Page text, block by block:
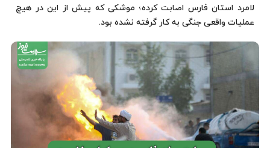
لامرد استان فارس اصابت کرده؛ موشکی که پیش از این در هیچ
عملیات واقعی جنگی به کار گرفته نشده بود.